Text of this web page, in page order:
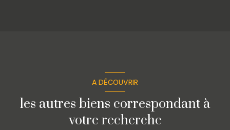
A DÉCOUVRIR
les autres biens correspondant à
votre recherche